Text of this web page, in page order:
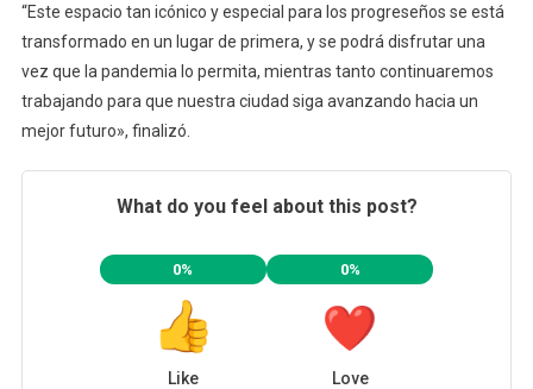
“Este espacio tan icónico y especial para los progreseños se está
transformado en un lugar de primera, y se podrá disfrutar una
vez que la pandemia lo permita, mientras tanto continuaremos
trabajando para que nuestra ciudad siga avanzando hacia un
mejor futuro», finalizó.
What do you feel about this post?
0%
Like
0%
Love